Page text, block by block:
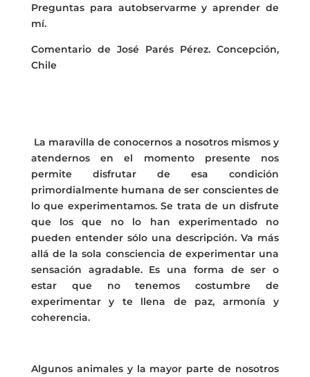
Preguntas para autobservarme y aprender de
mí.
Comentario de José Parés Pérez. Concepción,
Chile
La maravilla de conocernos a nosotros mismos y
atendernos en el momento presente nos
permite disfrutar de esa condición
primordialmente humana de ser conscientes de
lo que experimentamos. Se trata de un disfrute
que los que no lo han experimentado no
pueden entender sólo una descripción. Va más
allá de la sola consciencia de experimentar una
sensación agradable. Es una forma de ser o
estar que no tenemos costumbre de
experimentar y te llena de paz, armonía y
coherencia.
Algunos animales y la mayor parte de nosotros